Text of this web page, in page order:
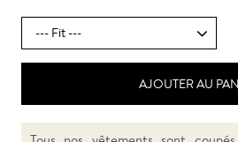
AJOUTER AU